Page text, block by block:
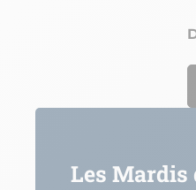
Les Mardis